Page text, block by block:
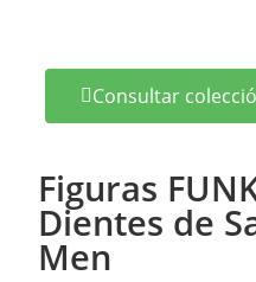
Consultar
Figuras
Dientes de
Men